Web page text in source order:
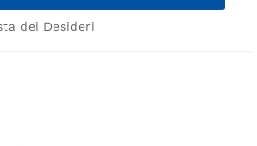
dei Desideri